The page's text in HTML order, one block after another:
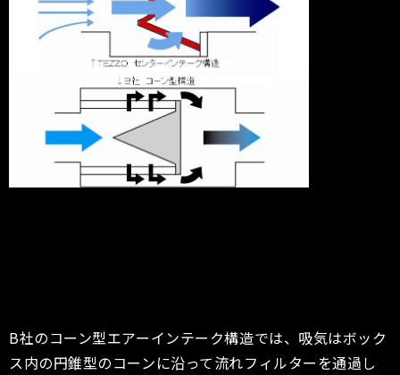
B社のコーン型エアーインテーク構造では、吸気はボック
ス内の円錐型のコーンに沿って流れフィルターを通過し